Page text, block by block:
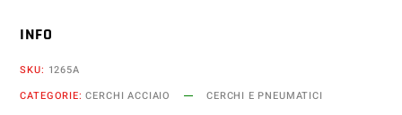
Italcerchio
INFO
SKU: 1265A
CATEGORIE:CERCHI ACCIAIO CERCHI E PNEUMATICI